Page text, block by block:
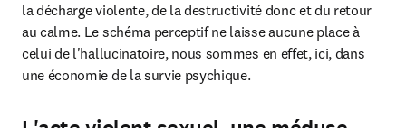
la décharge violente, de la destructivité donc et du retour
au calme. Le schéma perceptif ne laisse aucune place à
celui de l'hallucinatoire, nous sommes en effet, ici, dans
une économie de la survie psychique.